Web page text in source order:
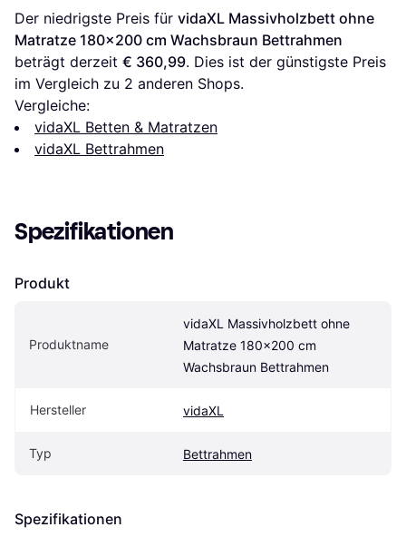
Der niedrigste Preis für vidaXL Massivholzbett ohne
Matratze 180x200 cm Wachsbraun Bettrahmen
beträgt derzeit € 360,99. Dies ist der günstigste Preis
im Vergleich zu 2 anderen Shops.
Vergleiche:
vidaXL Betten & Matratzen
vidaXL Bettrahmen
Spezifikationen
Produkt
Produktname
vidaXL Massivholzbett ohne
Matratze 180x200 cm
Wachsbraun Bettrahmen
Hersteller vidaXL
Typ Bettrahmen
Spezifikationen